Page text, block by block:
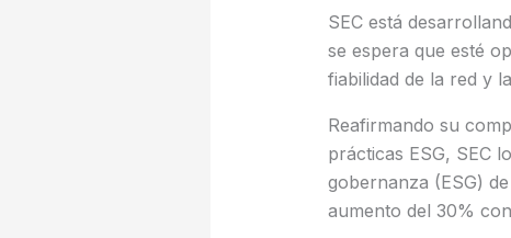
SEC está
se espera que esté
fiabilidad de la red y
Reafirmando su
prácticas ESG, SEC
gobernanza (ESG)
aumento del 30%